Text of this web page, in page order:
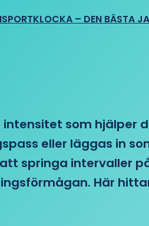
– DEN BÄSTA
som hjälper
eller läggas in
springa intervaller
Här